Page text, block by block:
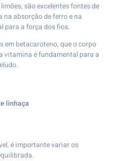
são excelentes fontes de
absorção de ferro e na
para a força dos fios.
em betacaroteno, que o corpo
vitamina é fundamental para a
linhaça
é importante variar os